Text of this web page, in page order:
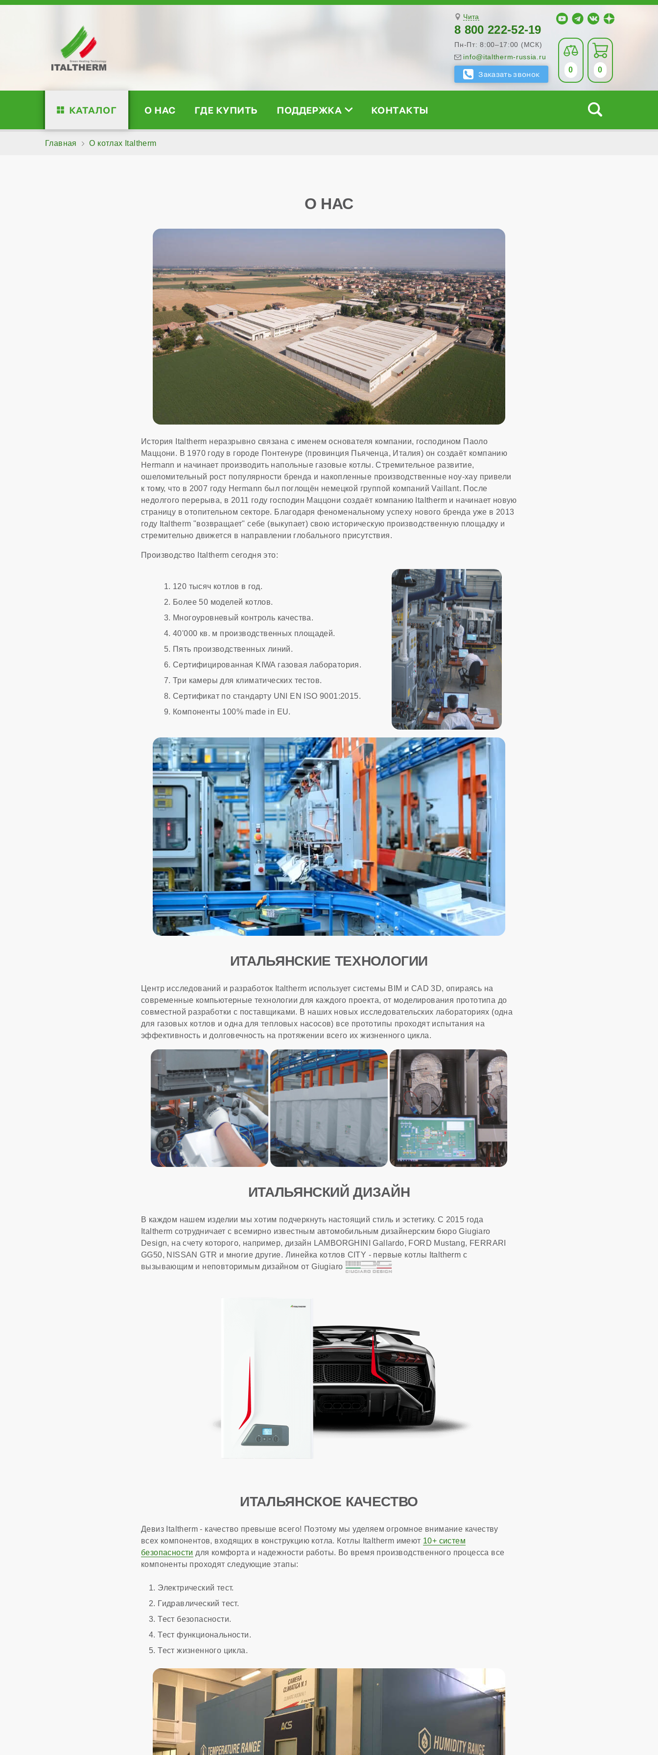
Чита
8 800 222-52-19
Пн-Пт: 8:00–17:00 (МСК)
info@italtherm-russia.ru
0 0
КАТАЛОГ О НАС ГДЕ КУПИТЬ ПОДДЕРЖКА КОНТАКТЫ
Главная О котлах Italtherm
О НАС
История Italtherm неразрывно связана с именем основателя компании, господином Паоло
Маццони. В 1970 году в городе Понтенуре (провинция Пьяченца, Италия) он создаёт компанию
Hermann и начинает производить напольные газовые котлы. Стремительное развитие,
ошеломительный рост популярности бренда и накопленные производственные ноу-хау привели
к тому, что в 2007 году Hermann был поглощён немецкой группой компаний Vaillant. После
недолгого перерыва, в 2011 году господин Маццони создаёт компанию Italtherm и начинает новую
страницу в отопительном секторе. Благодаря феноменальному успеху нового бренда уже в 2013
году Italtherm "возвращает" себе (выкупает) свою историческую производственную площадку и
стремительно движется в направлении глобального присутствия.
Производство Italtherm сегодня это:
120 тысяч котлов в год.
Более 50 моделей котлов.
Многоуровневый контроль качества.
40'000 кв. м производственных площадей.
Пять производственных линий.
Сертифицированная KIWA газовая лаборатория.
Три камеры для климатических тестов.
Сертификат по стандарту UNI EN ISO 9001:2015.
Компоненты 100% made in EU.
ИТАЛЬЯНСКИЕ ТЕХНОЛОГИИ
Центр исследований и разработок Italtherm использует системы BIM и CAD 3D, опираясь на
современные компьютерные технологии для каждого проекта, от моделирования прототипа до
совместной разработки с поставщиками. В наших новых исследовательских лабораториях (одна
для газовых котлов и одна для тепловых насосов) все прототипы проходят испытания на
эффективность и долговечность на протяжении всего их жизненного цикла.
ИТАЛЬЯНСКИЙ ДИЗАЙН
В каждом нашем изделии мы хотим подчеркнуть настоящий стиль и эстетику. С 2015 года
Italtherm сотрудничает с всемирно известным автомобильным дизайнерским бюро Giugiaro
Design, на счету которого, например, дизайн LAMBORGHINI Gallardo, FORD Mustang, FERRARI
GG50, NISSAN GTR и многие другие. Линейка котлов CITY - первые котлы Italtherm с
вызывающим и неповторимым дизайном отGiugiaro
ИТАЛЬЯНСКОЕ КАЧЕСТВО
Девиз Italtherm - качество превыше всего! Поэтому мы уделяем огромное внимание качеству
всех компонентов, входящих в конструкцию котла. Котлы Italtherm имеют 10+ систем
безопасности для комфорта и надежности работы. Во время производственного процесса все
компоненты проходят следующие этапы:
Электрический тест.
Гидравлический тест.
Тест безопасности.
Тест функциональности.
Тест жизненного цикла.